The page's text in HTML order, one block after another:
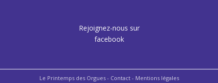
Rejoignez-nous sur
facebook
Le Printemps des Orgues - Contact- Mentions légales